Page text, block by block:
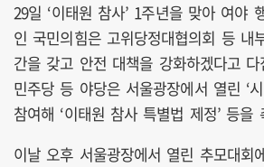
29일 ‘이태원 참사’ 1주년을 맞아 여야
인 국민의힘은 고위당정대협의회 등 내
간을 갖고 안전 대책을 강화하겠다고
민주당 등 야당은 서울광장에서 열린 ‘
참여해 ‘이태원 참사 특별법 제정’ 등을
이날 오후 서울광장에서 열린 추모대회